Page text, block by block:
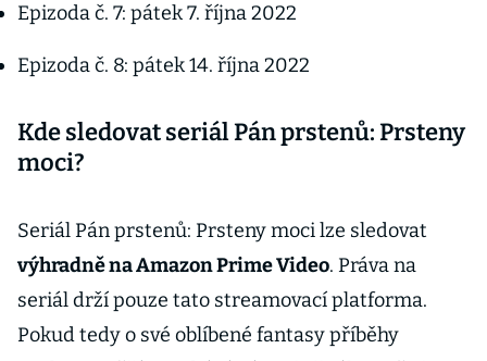
Epizoda č. 7: pátek 7. října 2022
Epizoda č. 8: pátek 14. října 2022
Kde sledovat seriál Pán prstenů: Prsteny
moci?
Seriál Pán prstenů: Prsteny moci lze sledovat
výhradně na Amazon Prime Video. Práva na
seriál drží pouze tato streamovací platforma.
Pokud tedy o své oblíbené fantasy příběhy